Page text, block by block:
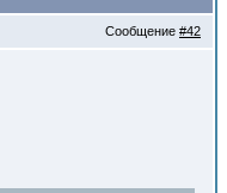
Сообщение #42